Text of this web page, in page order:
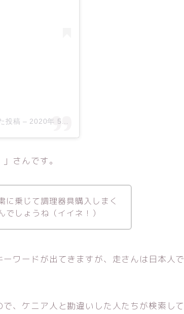
投稿 – 2020年 5月月16日午後9時54分PDT
さんです。
に乗じて調理器具購入しまく
しょうね（イイネ！）
ワードが出てきますが、走さんは日本人で
、ケニア人と勘違いした人たちが検索して